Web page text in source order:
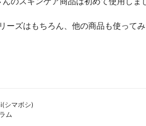
ーズはもちろん、他の商品も使ってみ
シマボシ)
ム